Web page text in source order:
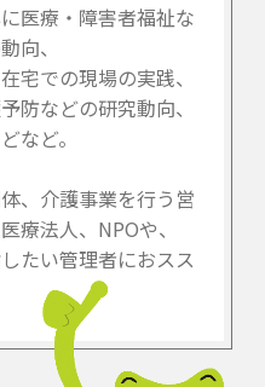
医療・障害者福祉な
向、
宅での現場の実践、
防などの研究動向、
など。
、介護事業を行う営
療法人、NPOや、
たい管理者におスス